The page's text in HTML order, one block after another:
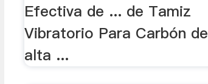
Efectiva de ... de Tamiz
Vibratorio Para Carbón de
alta ...